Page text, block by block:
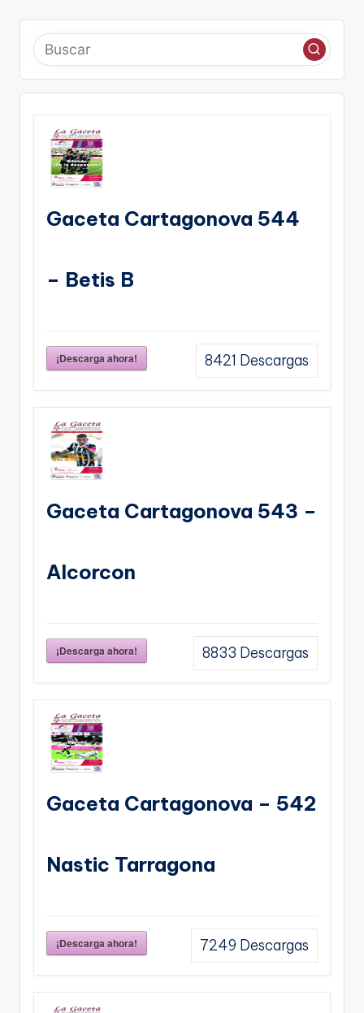
Gaceta Cartagonova 544
– Betis B
¡Descarga ahora! 8421 Descargas
Gaceta Cartagonova 543 –
Alcorcon
¡Descarga ahora! 8833 Descargas
Gaceta Cartagonova – 542
Nastic Tarragona
¡Descarga ahora! 7249 Descargas